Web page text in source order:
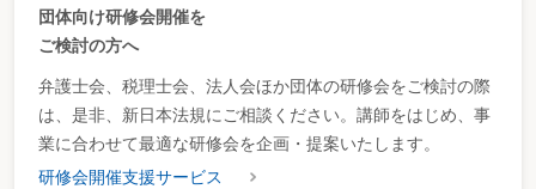
団体向け研修会開催を
ご検討の方へ
弁護士会、税理士会、法人会ほか団体の研修会をご検討の際
は、是非、新日本法規にご相談ください。講師をはじめ、事
業に合わせて最適な研修会を企画・提案いたします。
研修会開催支援サービス